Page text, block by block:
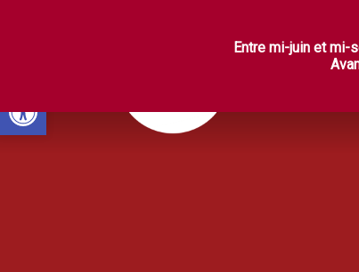
Entre mi-juin et mi-